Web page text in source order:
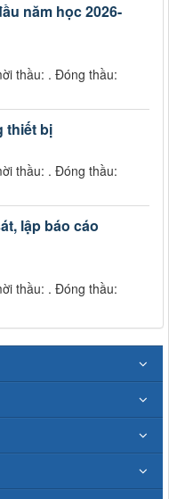
năm học 2026-
thầu: . Đóng thầu:
thiết bị
thầu: . Đóng thầu:
lập báo cáo
thầu: . Đóng thầu: